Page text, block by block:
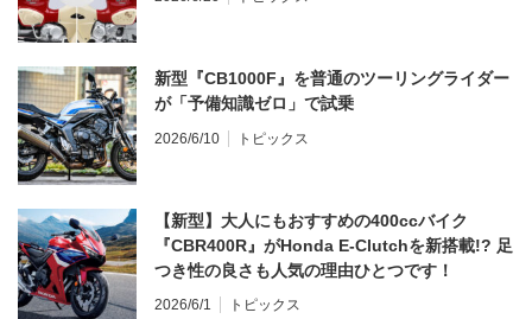
新型『CB1000F』を普通のツーリングライダー
が「予備知識ゼロ」で試乗
2026/6/10 トピックス
【新型】大人にもおすすめの400ccバイク
『CBR400R』がHonda E-Clutchを新搭載!? 足
つき性の良さも人気の理由ひとつです！
2026/6/1 トピックス